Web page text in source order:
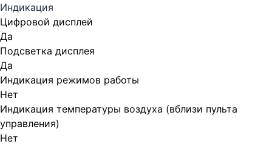
Индикация
Цифровой дисплей
Да
Подсветка дисплея
Да
Индикация режимов работы
Нет
Индикация температуры воздуха (вблизи пульта
управления)
Нет